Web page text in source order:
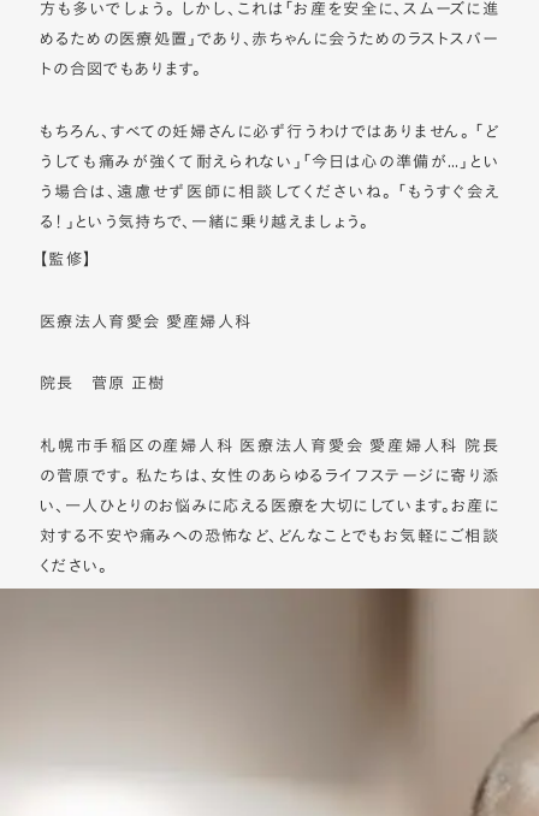
方も多いでしょう。 しかし、これは「お産を安全に、スムーズに進
めるための医療処置」であり、赤ちゃんに会うためのラストスパー
トの合図でもあります。
もちろん、すべての妊婦さんに必ず行うわけではありません。 「ど
うしても痛みが強くて耐えられない」「今日は心の準備が…」とい
う場合は、遠慮せず医師に相談してくださいね。 「もうすぐ会え
る！」という気持ちで、一緒に乗り越えましょう。
【監修】
医療法人育愛会 愛産婦人科
院長 菅原 正樹
札幌市手稲区の産婦人科 医療法人育愛会 愛産婦人科 院長
の菅原です。 私たちは、女性のあらゆるライフステージに寄り添
い、一人ひとりのお悩みに応える医療を大切にしています。お産に
対する不安や痛みへの恐怖など、どんなことでもお気軽にご相談
ください。